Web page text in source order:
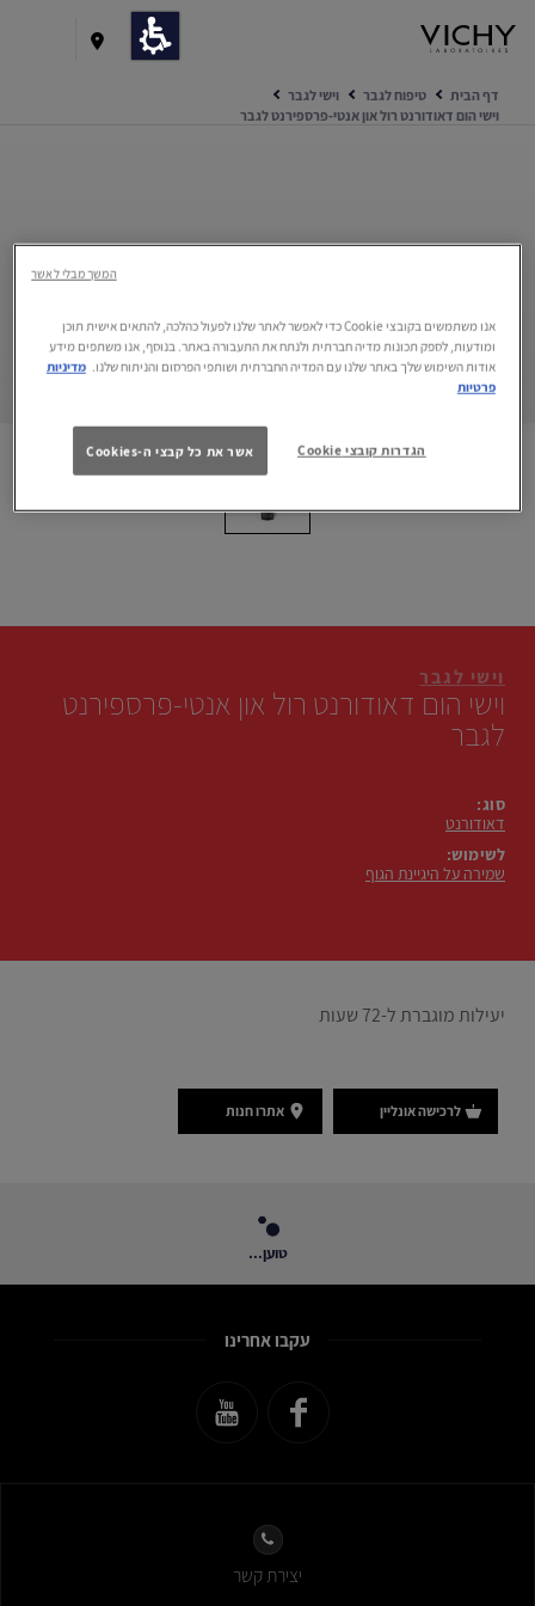
דף הבית טיפוח לגבר
וישי לגבר
וישי הום דאודורנט רול און אנטי-פרספירנט לגבר
וישי לגבר
וישי הום דאודורנט רול און אנטי-פרספירנט
לגבר
סוג:
דאודורנט
לשימוש:
שמירה על היגיינת הגוף
יעילות מוגברת ל-72 שעות
לרכישה אונליין אתרו חנות
טוען...
אילו מרכיבים פעילים ישנם בפורמולה?
כדאי לדעת על המוצר
השגרה המומלצת בשבילך
עקבו אחרינו
יצירת קשר
אנו משתמשים בקובצי Cookie כדי לאפשר לאתר שלנו לפעול כהלכה, להתאים אישית תוכן
ומודעות, לספק תכונות מדיה חברתית ולנתח את התעבורה באתר. בנוסף, אנו משתפים מידע
אודות השימוש שלך באתר שלנו עם המדיה החברתית ושותפי הפרסום והניתוח שלנו. מדיניות
פרטיות
הגדרות קובצי Cookie אשר את כל קבצי ה-Cookies
המשך מבלי לאשר